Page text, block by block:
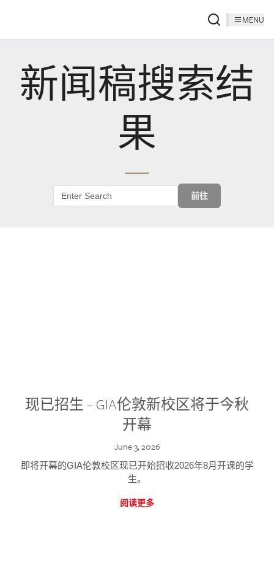
MENU
新闻稿搜索结
果
前往
现已招生 – GIA伦敦新校区将于今秋
开幕
June 3, 2026
即将开幕的GIA伦敦校区现已开始招收2026年8月开课的学
生。
阅读更多